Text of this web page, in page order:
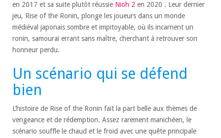
en 2017 et sa suite plutôt réussie Nioh 2 en 2020 . Leur dernier
jeu, Rise of the Ronin, plonge les joueurs dans un monde
médiéval japonais sombre et impitoyable, où ils incarnent un
ronin, samouraï errant sans maître, cherchant à retrouver son
honneur perdu.
Un scénario qui se défend
bien
L’histoire de Rise of the Ronin fait la part belle aux thèmes de
vengeance et de rédemption. Assez rarement manichéen, le
scénario souffle le chaud et le froid avec une quête principale